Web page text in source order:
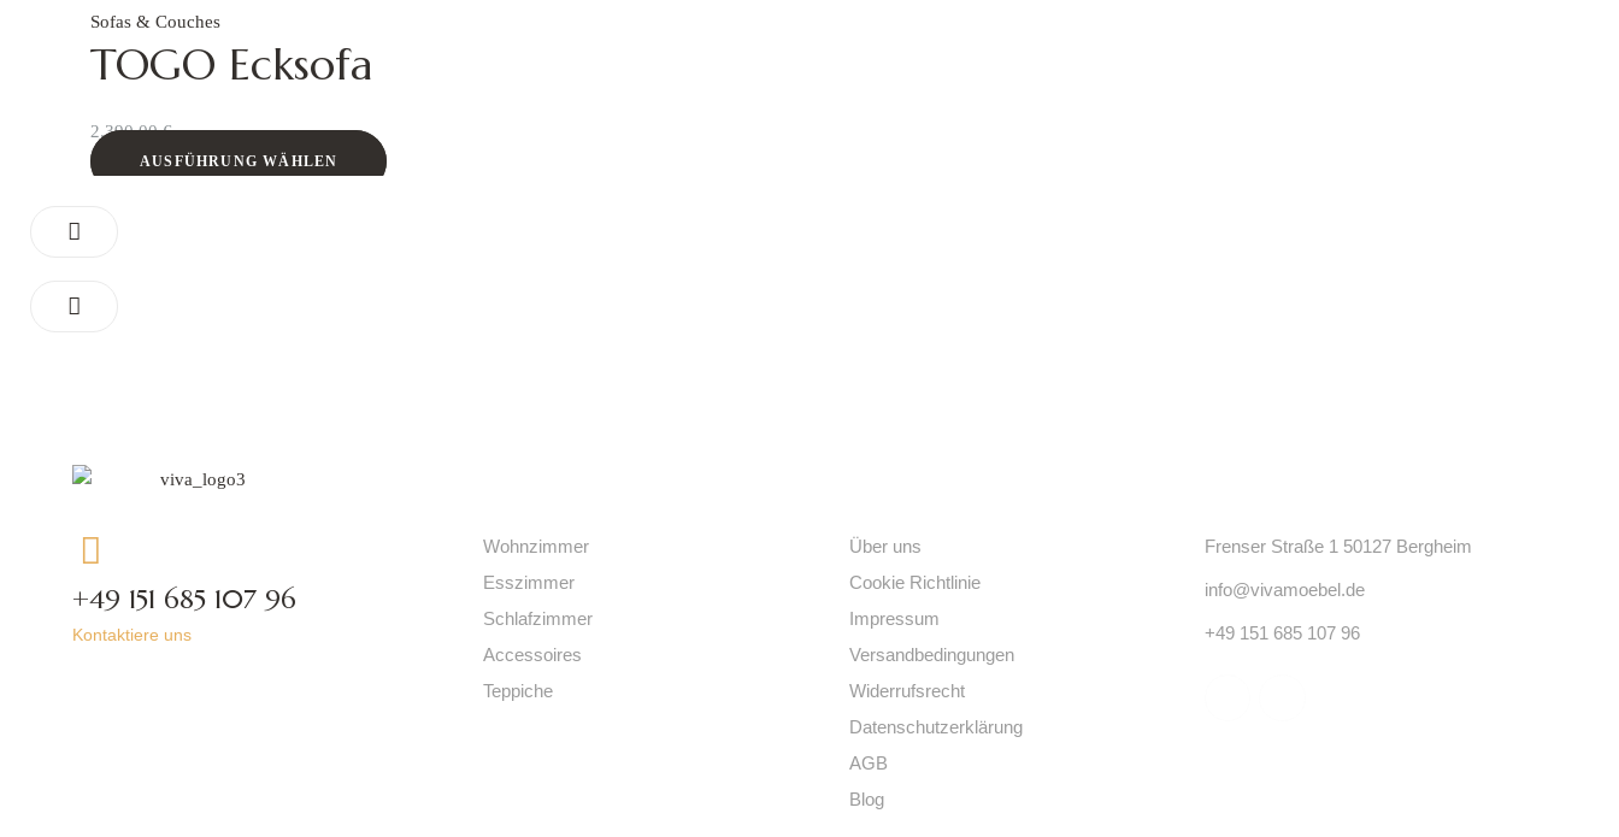
Sofas & Couches
TOGO Ecksofa
2.390,00€
AUSFÜHRUNG WÄHLEN
+49 151 685 107 96
Kontaktiere uns
Wohnzimmer
Esszimmer
Schlafzimmer
Accessoires
Teppiche
Über uns
Cookie Richtlinie
Impressum
Versandbedingungen
Widerrufsrecht
Datenschutzerklärung
AGB
Blog
Frenser Straße 1 50127 Bergheim
info@vivamoebel.de
+49 151 685 107 96